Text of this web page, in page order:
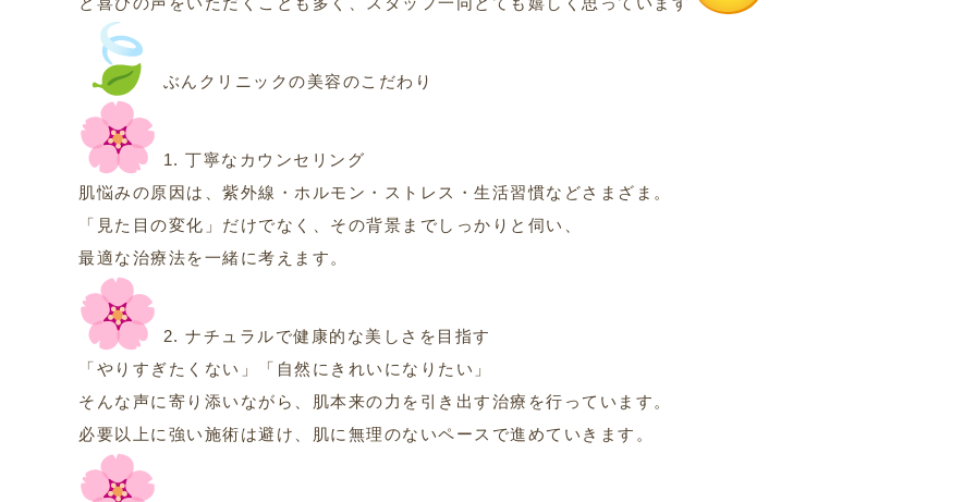
ぶんクリニックの美容のこだわり
1. 丁寧なカウンセリング
肌悩みの原因は、紫外線・ホルモン・ストレス・生活習慣などさまざま。
「見た目の変化」だけでなく、その背景までしっかりと伺い、
最適な治療法を一緒に考えます。
2. ナチュラルで健康的な美しさを目指す
「やりすぎたくない」「自然にきれいになりたい」
そんな声に寄り添いながら、肌本来の力を引き出す治療を行っています。
必要以上に強い施術は避け、肌に無理のないペースで進めていきます。